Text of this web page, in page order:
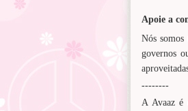
Apoie a
Nós somos
governos
--------
A Avaaz é